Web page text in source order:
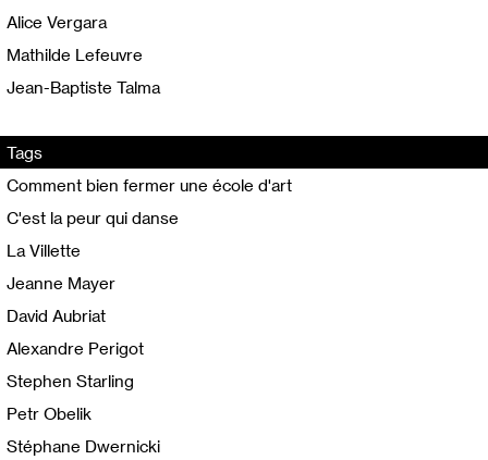
Alice Vergara
Mathilde Lefeuvre
Jean-Baptiste Talma
Tags
Comment bien fermer une école d'art
C'est la peur qui danse
La Villette
Jeanne Mayer
David Aubriat
Alexandre Perigot
Stephen Starling
Petr Obelik
Stéphane Dwernicki